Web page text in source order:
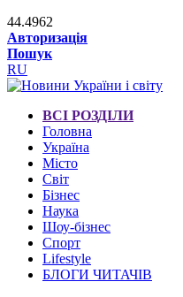
44.4962
Авторизація
Пошук
RU
ВСІ РОЗДІЛИ
Головна
Україна
Місто
Світ
Бізнес
Наука
Шоу-бізнес
Спорт
Lifestyle
БЛОГИ ЧИТАЧІВ